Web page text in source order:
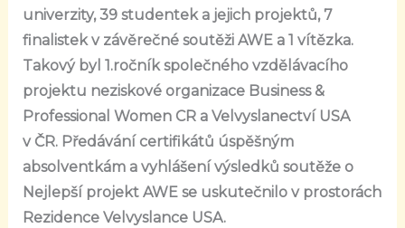
univerzity, 39 studentek a jejich projektů, 7
finalistek v závěrečné soutěži AWE a 1 vítězka.
Takový byl 1.ročník společného vzdělávacího
projektu neziskové organizace Business &
Professional Women CR a Velvyslanectví USA
v ČR. Předávání certifikátů úspěšným
absolventkám a vyhlášení výsledků soutěže o
Nejlepší projekt AWE se uskutečnilo v prostorách
Rezidence Velvyslance USA.